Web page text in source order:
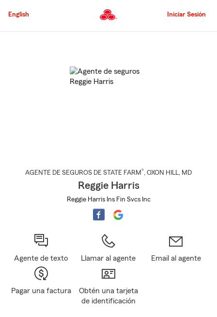
al
principal
English Iniciar Sesión
AGENTE DE SEGUROS DE STATE FARM®, OXON HILL, MD
Reggie Harris
Reggie Harris Ins Fin Svcs Inc
Agente de texto Llamar al agente Email al agente
Pagar una factura
Obtén una tarjeta
de identificación